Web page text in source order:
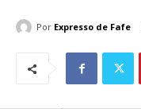
Por Expresso de Fafe